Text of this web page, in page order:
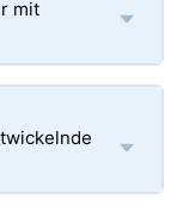
mit